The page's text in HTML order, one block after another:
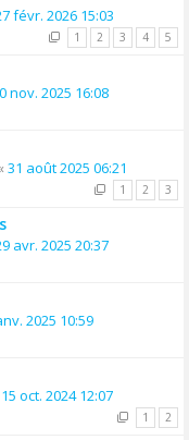
févr. 2026 15:03
1 2 3 4 5
nov. 2025 16:08
31 août 2025 06:21
1 2 3
avr. 2025 20:37
2025 10:59
15 oct. 2024 12:07
1 2